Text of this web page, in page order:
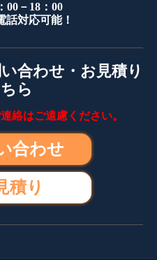
00－18：00
話対応可能！
合わせ・お見積り
ら
絡はご遠慮ください。
合わせ
積り